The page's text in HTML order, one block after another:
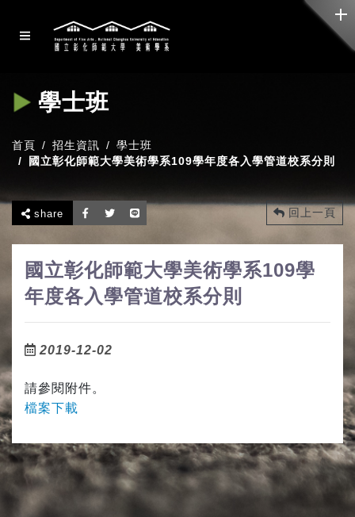
學士班
首頁 招生資訊
學士班
國立彰化師範大學美術學系109學年度各入學管道校系分則
share 回上一頁
國立彰化師範大學美術學系109學
年度各入學管道校系分則
2019-12-02
請參閱附件。
檔案下載